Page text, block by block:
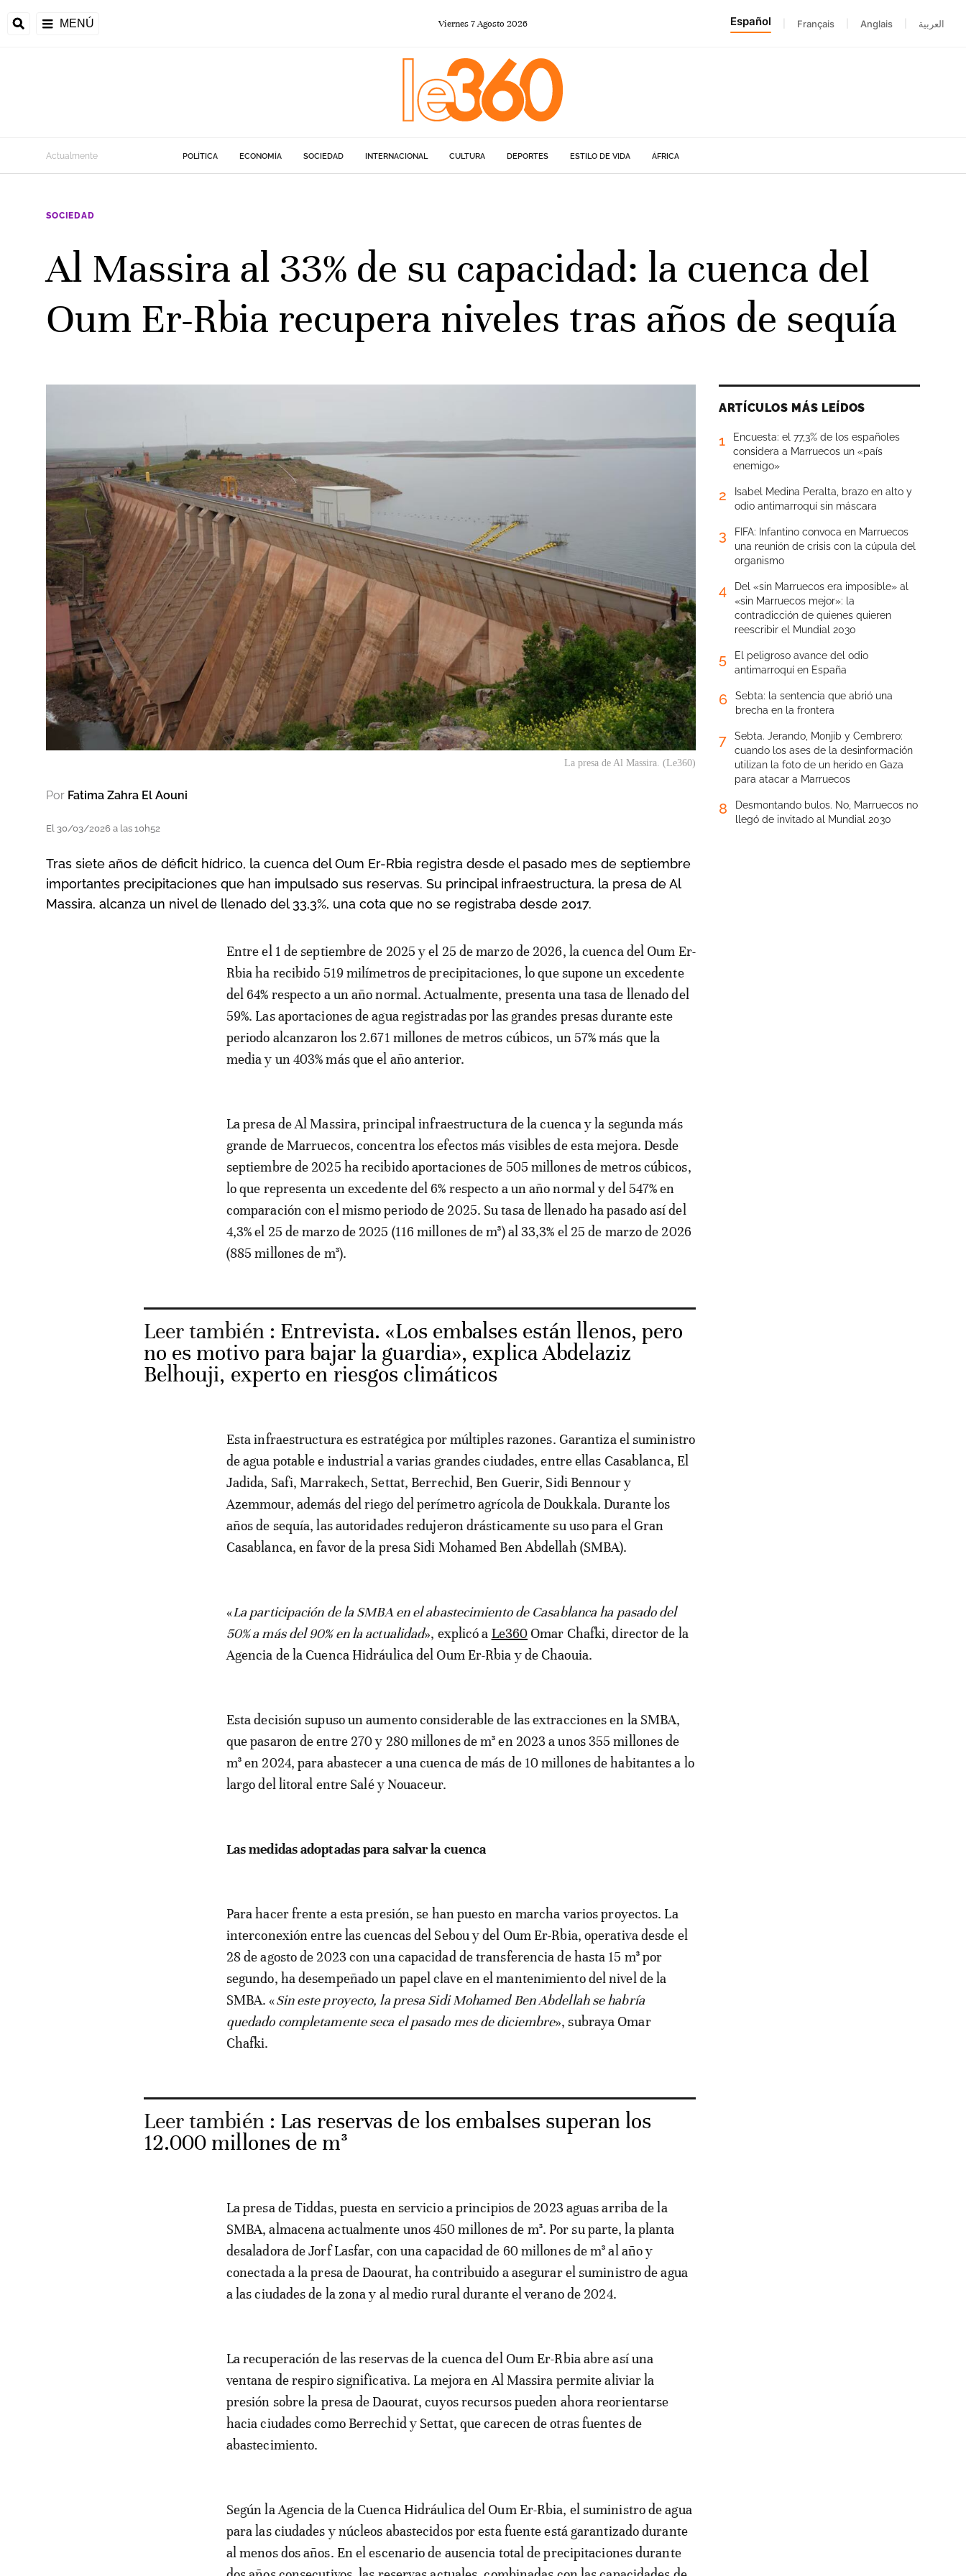
MENÚ Viernes7Agosto 2026 Español Français Anglais العربية
Actualmente POLÍTICA ECONOMÍA SOCIEDAD INTERNACIONAL CULTURA DEPORTES ESTILO DE VIDA ÁFRICA
SOCIEDAD
Al Massira al 33% de su capacidad: la cuenca del
Oum Er-Rbia recupera niveles tras años de sequía
La presa de Al Massira. (Le360)
Por Fatima Zahra El Aouni
El 30/03/2026 a las 10h52
Tras siete años de déficit hídrico, la cuenca del Oum Er-Rbia registra desde el pasado mes de septiembre
importantes precipitaciones que han impulsado sus reservas. Su principal infraestructura, la presa de Al
Massira, alcanza un nivel de llenado del 33,3%, una cota que no se registraba desde 2017.
Entre el 1 de septiembre de 2025 y el 25 de marzo de 2026, la cuenca del Oum Er-
Rbia ha recibido 519 milímetros de precipitaciones, lo que supone un excedente
del 64% respecto a un año normal. Actualmente, presenta una tasa de llenado del
59%. Las aportaciones de agua registradas por las grandes presas durante este
periodo alcanzaron los 2.671 millones de metros cúbicos, un 57% más que la
media y un 403% más que el año anterior.
La presa de Al Massira, principal infraestructura de la cuenca y la segunda más
grande de Marruecos, concentra los efectos más visibles de esta mejora. Desde
septiembre de 2025 ha recibido aportaciones de 505 millones de metros cúbicos,
lo que representa un excedente del 6% respecto a un año normal y del 547% en
comparación con el mismo periodo de 2025. Su tasa de llenado ha pasado así del
4,3% el 25 de marzo de 2025 (116 millones de m³) al 33,3% el 25 de marzo de 2026
(885 millones de m³).
Leer también : Entrevista. «Los embalses están llenos, pero
no es motivo para bajar la guardia», explica Abdelaziz
Belhouji, experto en riesgos climáticos
Esta infraestructura es estratégica por múltiples razones. Garantiza el suministro
de agua potable e industrial a varias grandes ciudades, entre ellas Casablanca, El
Jadida, Safi, Marrakech, Settat, Berrechid, Ben Guerir, Sidi Bennour y
Azemmour, además del riego del perímetro agrícola de Doukkala. Durante los
años de sequía, las autoridades redujeron drásticamente su uso para el Gran
Casablanca, en favor de la presa Sidi Mohamed Ben Abdellah (SMBA).
«La participación de la SMBA en el abastecimiento de Casablanca ha pasado del
50% a más del 90% en la actualidad», explicó a Le360 Omar Chafki, director de la
Agencia de la Cuenca Hidráulica del Oum Er-Rbia y de Chaouia.
Esta decisión supuso un aumento considerable de las extracciones en la SMBA,
que pasaron de entre 270 y 280 millones de m³ en 2023 a unos 355 millones de
m³ en 2024, para abastecer a una cuenca de más de 10 millones de habitantes a lo
largo del litoral entre Salé y Nouaceur.
Las medidas adoptadas para salvar la cuenca
Para hacer frente a esta presión, se han puesto en marcha varios proyectos. La
interconexión entre las cuencas del Sebou y del Oum Er-Rbia, operativa desde el
28 de agosto de 2023 con una capacidad de transferencia de hasta 15 m³ por
segundo, ha desempeñado un papel clave en el mantenimiento del nivel de la
SMBA. «Sin este proyecto, la presa Sidi Mohamed Ben Abdellah se habría
quedado completamente seca el pasado mes de diciembre», subraya Omar
Chafki.
Leer también : Las reservas de los embalses superan los
12.000 millones de m³
La presa de Tiddas, puesta en servicio a principios de 2023 aguas arriba de la
SMBA, almacena actualmente unos 450 millones de m³. Por su parte, la planta
desaladora de Jorf Lasfar, con una capacidad de 60 millones de m³ al año y
conectada a la presa de Daourat, ha contribuido a asegurar el suministro de agua
a las ciudades de la zona y al medio rural durante el verano de 2024.
La recuperación de las reservas de la cuenca del Oum Er-Rbia abre así una
ventana de respiro significativa. La mejora en Al Massira permite aliviar la
presión sobre la presa de Daourat, cuyos recursos pueden ahora reorientarse
hacia ciudades como Berrechid y Settat, que carecen de otras fuentes de
abastecimiento.
Según la Agencia de la Cuenca Hidráulica del Oum Er-Rbia, el suministro de agua
para las ciudades y núcleos abastecidos por esta fuente está garantizado durante
al menos dos años. En el escenario de ausencia total de precipitaciones durante
ARTÍCULOS MÁS LEÍDOS
1
Encuesta: el 77,3% de los españoles
considera a Marruecos un «país
enemigo»
2
Isabel Medina Peralta, brazo en alto y
odio antimarroquí sin máscara
3
FIFA: Infantino convoca en Marruecos
una reunión de crisis con la cúpula del
organismo
4
Del «sin Marruecos era imposible» al
«sin Marruecos mejor»: la
contradicción de quienes quieren
reescribir el Mundial 2030
5
El peligroso avance del odio
antimarroquí en España
6
Sebta: la sentencia que abrió una
brecha en la frontera
7
Sebta. Jerando, Monjib y Cembrero:
cuando los ases de la desinformación
utilizan la foto de un herido en Gaza
para atacar a Marruecos
8
Desmontando bulos. No, Marruecos no
llegó de invitado al Mundial 2030